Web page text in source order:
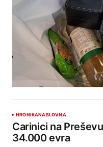
HRONIKANASLOVNA
Carinici na
34.000 evra